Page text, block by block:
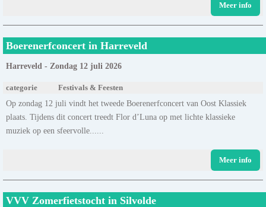
Meer info
Boerenerfconcert in Harreveld
Harreveld - Zondag 12 juli 2026
categorie Festivals & Feesten
Op zondag 12 juli vindt het tweede Boerenerfconcert van Oost Klassiek
plaats. Tijdens dit concert treedt Flor d’Luna op met lichte klassieke
muziek op een sfeervolle......
Meer info
VVV Zomerfietstocht in Silvolde